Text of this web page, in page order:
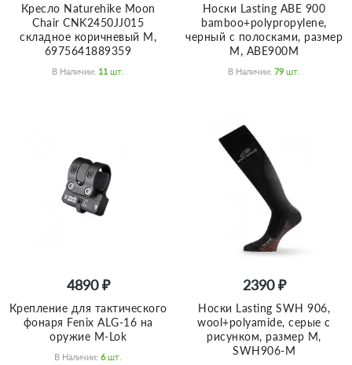
Кресло Naturehike Moon
Chair CNK2450JJ015
складное коричневый M,
6975641889359
В Наличии: 11 Шт.
Носки Lasting ABE 900
bamboo+polypropylene,
черный с полосками, размер
M, ABE900M
В Наличии: 79 Шт.
4890 ₽
Крепление для тактического
фонаря Fenix ALG-16 на
оружие M-Lok
В Наличии: 6 Шт.
2390 ₽
Носки Lasting SWH 906,
wool+polyamide, серые с
рисунком, размер M,
SWH906-M